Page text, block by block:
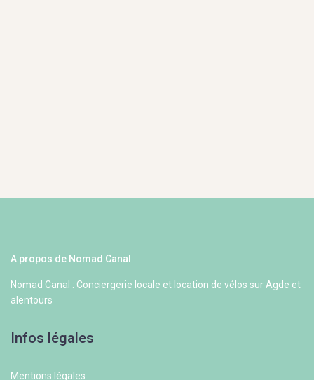
A propos de Nomad Canal
Nomad Canal : Conciergerie locale et location de vélos sur Agde et
alentours
Infos légales
Mentions légales